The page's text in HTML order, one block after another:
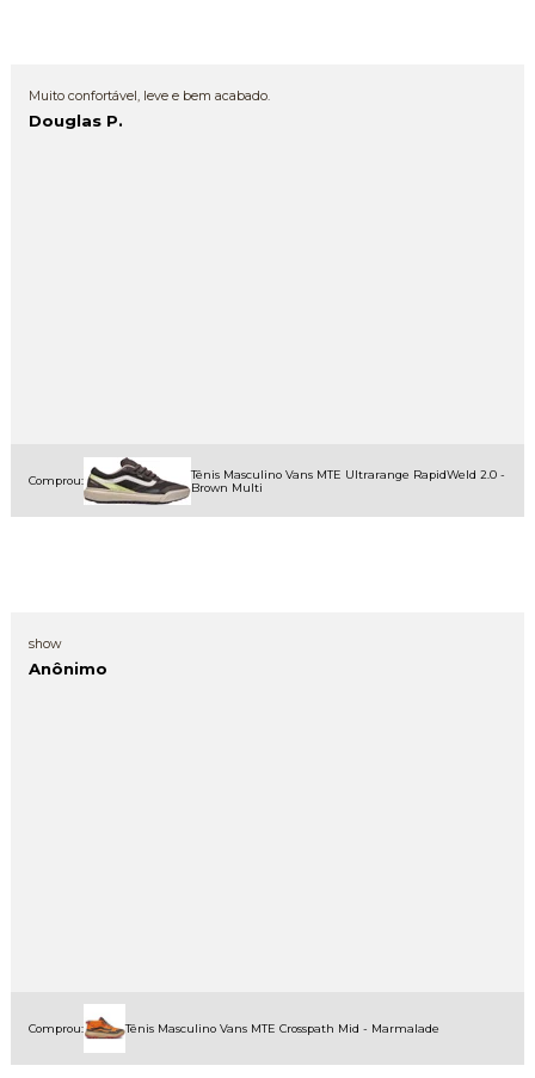
Muito confortável, leve e bem acabado.
Douglas P.
Comprou:
Tênis Masculino Vans MTE Ultrarange RapidWeld 2.0 -
Brown Multi
show
Anônimo
Comprou: Tênis Masculino Vans MTE Crosspath Mid - Marmalade